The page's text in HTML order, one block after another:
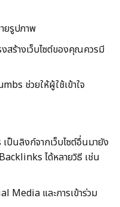
ยรูปภาพ
สร้างเว็บไซต์ของคุณควรมี
ช่วยให้ผู้ใช้เข้าใจ
นลิงก์จากเว็บไซต์อื่นมายัง
ได้หลายวิธี เช่น
Media และการเข้าร่วม